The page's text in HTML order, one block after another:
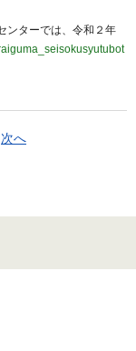
ンターでは、令和２年
次へ